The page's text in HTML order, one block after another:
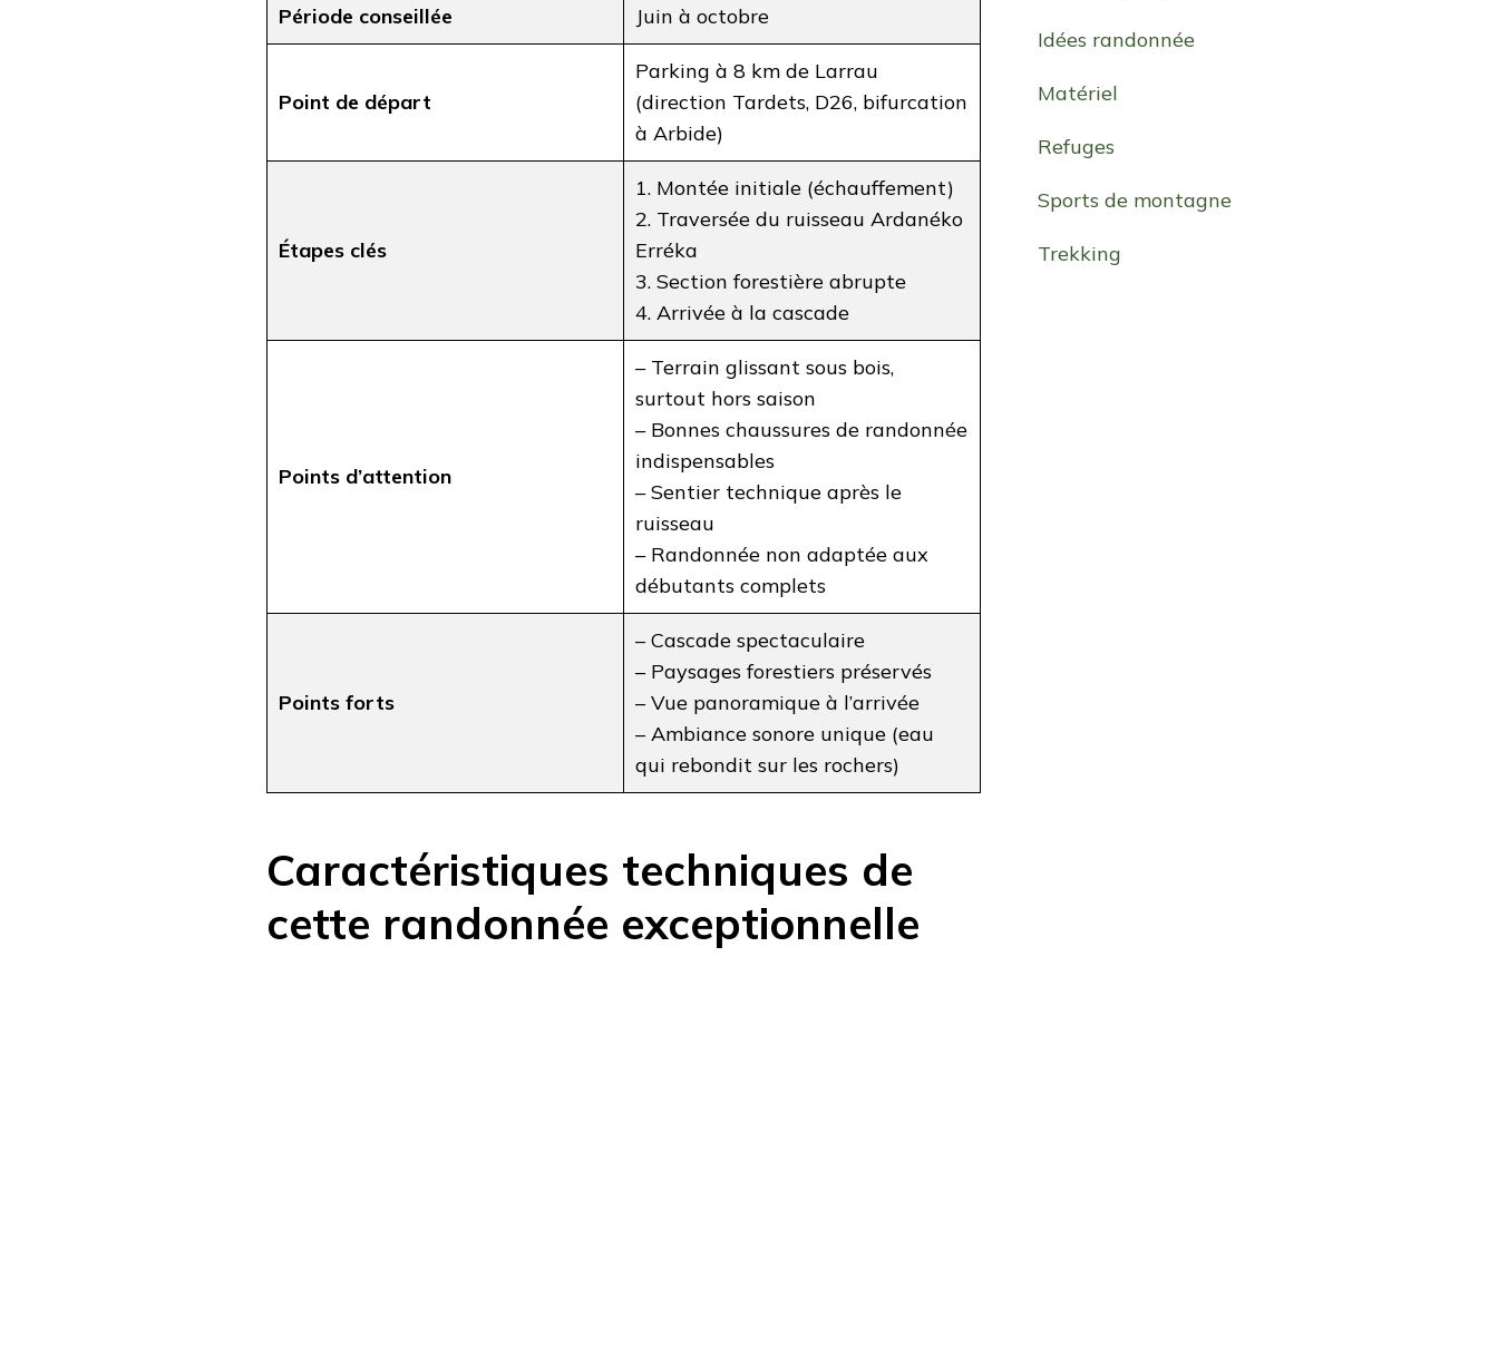
Période conseillée Juin à octobre
Point de départ
Parking à 8 km de Larrau
(direction Tardets, D26, bifurcation
à Arbide)
Étapes clés
1. Montée initiale (échauffement)
2. Traversée du ruisseau Ardanéko
Erréka
3. Section forestière abrupte
4. Arrivée à la cascade
Points d’attention
– Terrain glissant sous bois,
surtout hors saison
– Bonnes chaussures de randonnée
indispensables
– Sentier technique après le
ruisseau
– Randonnée non adaptée aux
débutants complets
Points forts
– Cascade spectaculaire
– Paysages forestiers préservés
– Vue panoramique à l’arrivée
– Ambiance sonore unique (eau
qui rebondit sur les rochers)
Caractéristiques techniques de
cette randonnée exceptionnelle
Idées randonnée
Matériel
Refuges
Sports de montagne
Trekking